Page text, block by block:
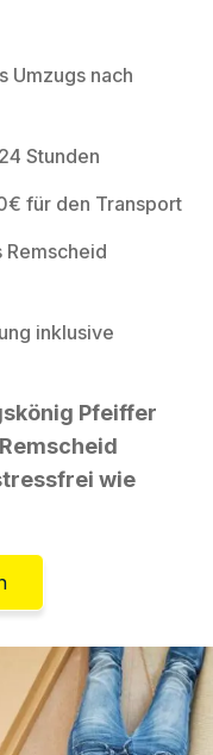
Umzugs nach
Stunden
für den Transport
Remscheid
inklusive
Pfeiffer
wie